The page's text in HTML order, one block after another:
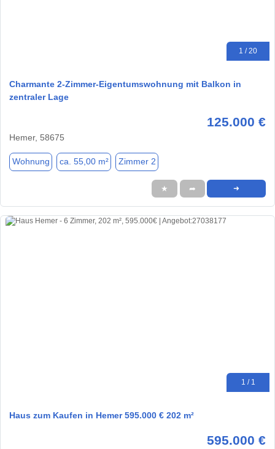
1 / 20
Charmante 2-Zimmer-Eigentumswohnung mit Balkon in
zentraler Lage
125.000 €
Hemer, 58675
Wohnung ca. 55,00 m² Zimmer 2
★ ➦ ➜
1 / 1
Haus zum Kaufen in Hemer 595.000 € 202 m²
595.000 €